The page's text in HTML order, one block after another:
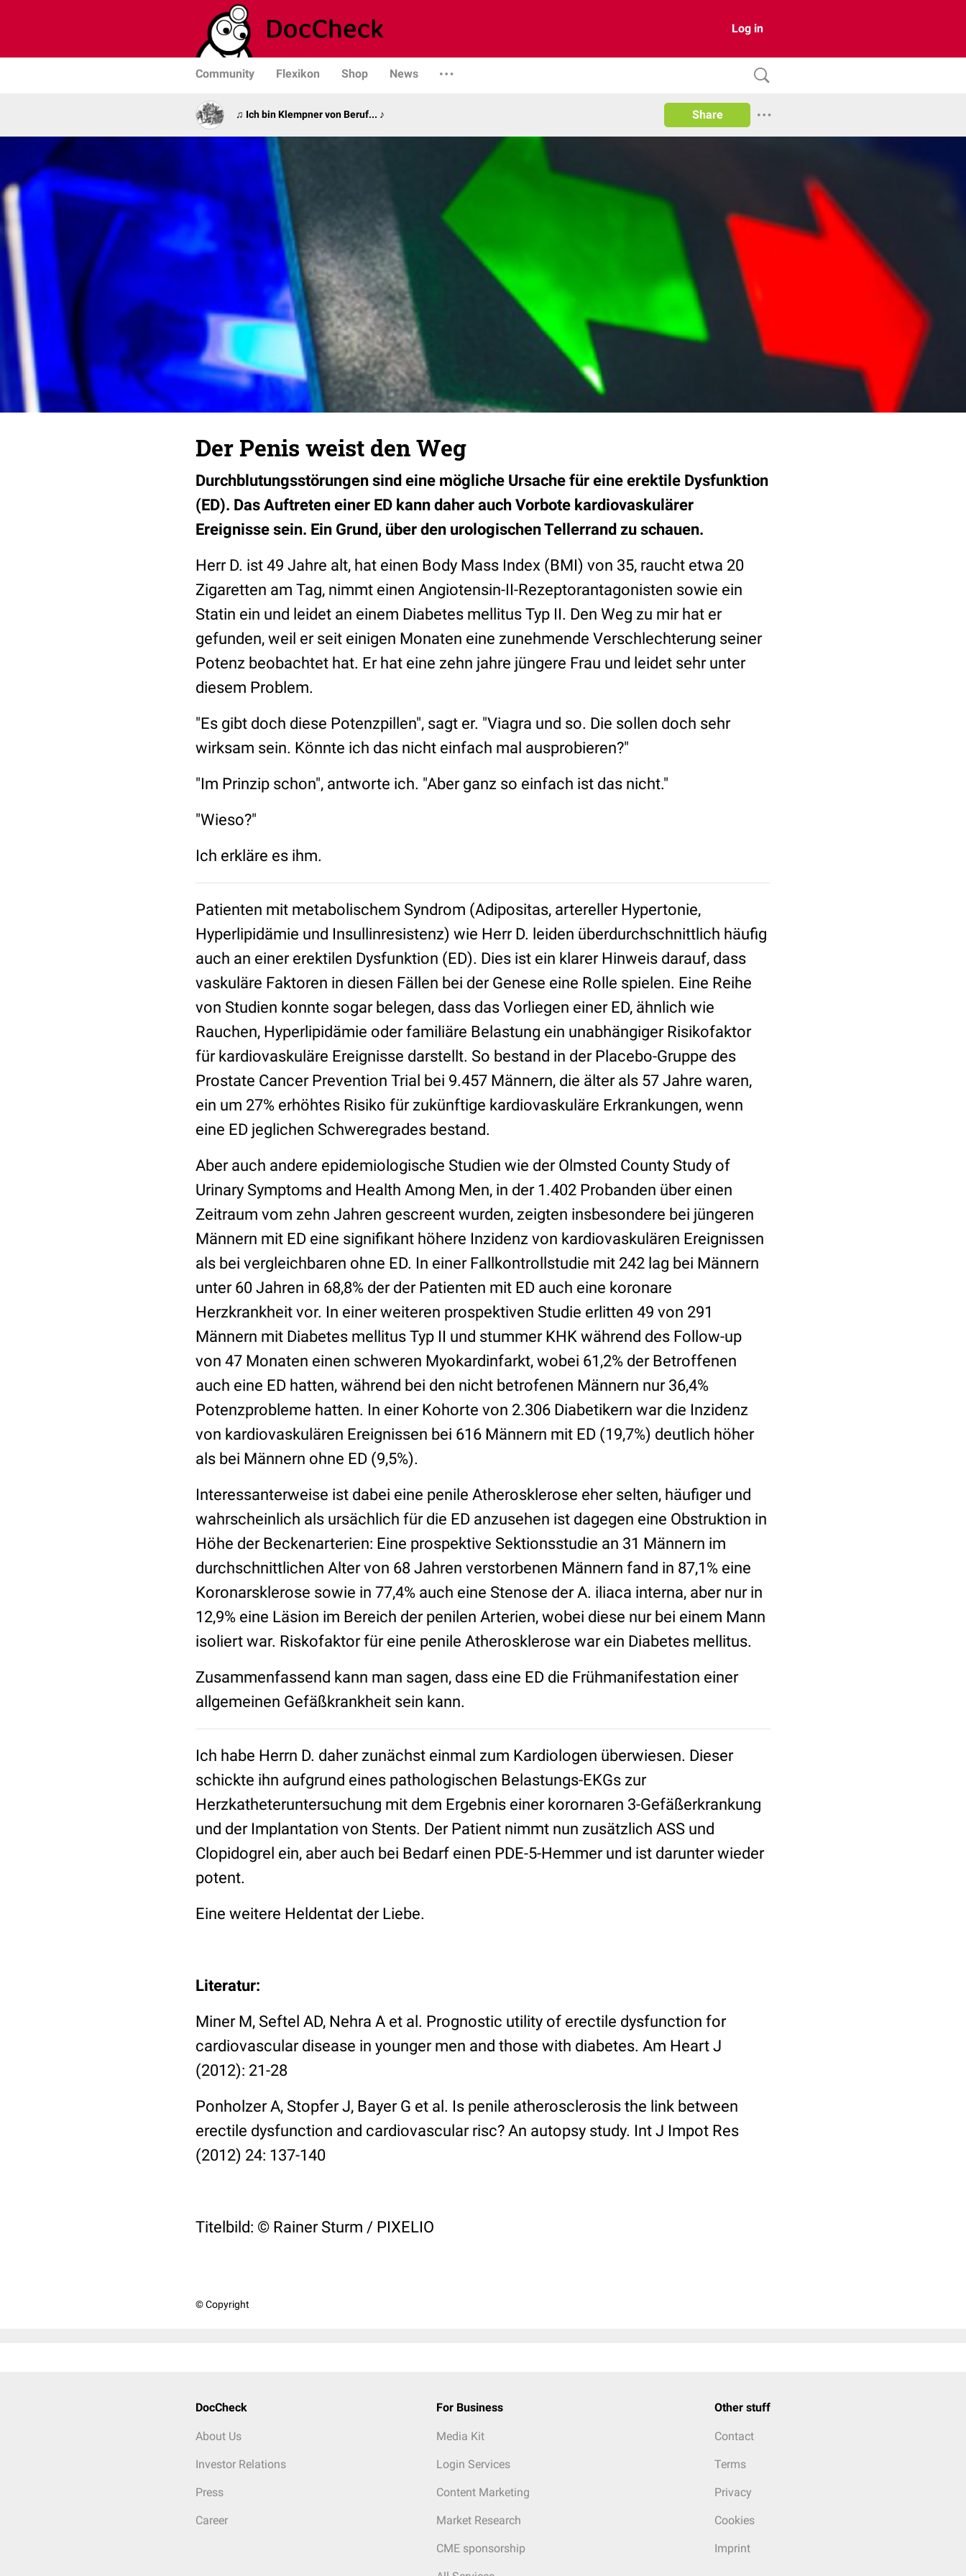
Log in
Community Flexikon Shop News
♫ Ich bin Klempner von Beruf... ♪ Share
Der Penis weist den Weg
Durchblutungsstörungen sind eine mögliche Ursache für eine erektile Dysfunktion
(ED). Das Auftreten einer ED kann daher auch Vorbote kardiovaskulärer
Ereignisse sein. Ein Grund, über den urologischen Tellerrand zu schauen.
Herr D. ist 49 Jahre alt, hat einen Body Mass Index (BMI) von 35, raucht etwa 20
Zigaretten am Tag, nimmt einen Angiotensin-II-Rezeptorantagonisten sowie ein
Statin ein und leidet an einem Diabetes mellitus Typ II. Den Weg zu mir hat er
gefunden, weil er seit einigen Monaten eine zunehmende Verschlechterung seiner
Potenz beobachtet hat. Er hat eine zehn jahre jüngere Frau und leidet sehr unter
diesem Problem.
"Es gibt doch diese Potenzpillen", sagt er. "Viagra und so. Die sollen doch sehr
wirksam sein. Könnte ich das nicht einfach mal ausprobieren?"
"Im Prinzip schon", antworte ich. "Aber ganz so einfach ist das nicht."
"Wieso?"
Ich erkläre es ihm.
Patienten mit metabolischem Syndrom (Adipositas, artereller Hypertonie,
Hyperlipidämie und Insullinresistenz) wie Herr D. leiden überdurchschnittlich häufig
auch an einer erektilen Dysfunktion (ED). Dies ist ein klarer Hinweis darauf, dass
vaskuläre Faktoren in diesen Fällen bei der Genese eine Rolle spielen. Eine Reihe
von Studien konnte sogar belegen, dass das Vorliegen einer ED, ähnlich wie
Rauchen, Hyperlipidämie oder familiäre Belastung ein unabhängiger Risikofaktor
für kardiovaskuläre Ereignisse darstellt. So bestand in der Placebo-Gruppe des
Prostate Cancer Prevention Trial bei 9.457 Männern, die älter als 57 Jahre waren,
ein um 27% erhöhtes Risiko für zukünftige kardiovaskuläre Erkrankungen, wenn
eine ED jeglichen Schweregrades bestand.
Aber auch andere epidemiologische Studien wie der Olmsted County Study of
Urinary Symptoms and Health Among Men, in der 1.402 Probanden über einen
Zeitraum vom zehn Jahren gescreent wurden, zeigten insbesondere bei jüngeren
Männern mit ED eine signifikant höhere Inzidenz von kardiovaskulären Ereignissen
als bei vergleichbaren ohne ED. In einer Fallkontrollstudie mit 242 lag bei Männern
unter 60 Jahren in 68,8% der der Patienten mit ED auch eine koronare
Herzkrankheit vor. In einer weiteren prospektiven Studie erlitten 49 von 291
Männern mit Diabetes mellitus Typ II und stummer KHK während des Follow-up
von 47 Monaten einen schweren Myokardinfarkt, wobei 61,2% der Betroffenen
auch eine ED hatten, während bei den nicht betrofenen Männern nur 36,4%
Potenzprobleme hatten. In einer Kohorte von 2.306 Diabetikern war die Inzidenz
von kardiovaskulären Ereignissen bei 616 Männern mit ED (19,7%) deutlich höher
als bei Männern ohne ED (9,5%).
Interessanterweise ist dabei eine penile Atherosklerose eher selten, häufiger und
wahrscheinlich als ursächlich für die ED anzusehen ist dagegen eine Obstruktion in
Höhe der Beckenarterien: Eine prospektive Sektionsstudie an 31 Männern im
durchschnittlichen Alter von 68 Jahren verstorbenen Männern fand in 87,1% eine
Koronarsklerose sowie in 77,4% auch eine Stenose der A. iliaca interna, aber nur in
12,9% eine Läsion im Bereich der penilen Arterien, wobei diese nur bei einem Mann
isoliert war. Riskofaktor für eine penile Atherosklerose war ein Diabetes mellitus.
Zusammenfassend kann man sagen, dass eine ED die Frühmanifestation einer
allgemeinen Gefäßkrankheit sein kann.
Ich habe Herrn D. daher zunächst einmal zum Kardiologen überwiesen. Dieser
schickte ihn aufgrund eines pathologischen Belastungs-EKGs zur
Herzkatheteruntersuchung mit dem Ergebnis einer korornaren 3-Gefäßerkrankung
und der Implantation von Stents. Der Patient nimmt nun zusätzlich ASS und
Clopidogrel ein, aber auch bei Bedarf einen PDE-5-Hemmer und ist darunter wieder
potent.
Eine weitere Heldentat der Liebe.
Literatur:
Miner M, Seftel AD, Nehra A et al. Prognostic utility of erectile dysfunction for
cardiovascular disease in younger men and those with diabetes. Am Heart J
(2012): 21-28
Ponholzer A, Stopfer J, Bayer G et al. Is penile atherosclerosis the link between
erectile dysfunction and cardiovascular risc? An autopsy study. Int J Impot Res
(2012) 24: 137-140
Titelbild: © Rainer Sturm / PIXELIO
© Copyright
DocCheck
About Us
Investor Relations
Press
Career
For Business
Media Kit
Login Services
Content Marketing
Market Research
CME sponsorship
Other stuff
Contact
Terms
Privacy
Cookies
Imprint